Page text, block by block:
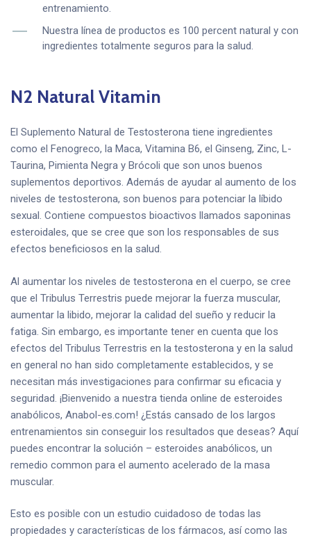
entrenamiento.
Nuestra línea de productos es 100 percent natural y con
ingredientes totalmente seguros para la salud.
N2 Natural Vitamin
El Suplemento Natural de Testosterona tiene ingredientes
como el Fenogreco, la Maca, Vitamina B6, el Ginseng, Zinc, L-
Taurina, Pimienta Negra y Brócoli que son unos buenos
suplementos deportivos. Además de ayudar al aumento de los
niveles de testosterona, son buenos para potenciar la líbido
sexual. Contiene compuestos bioactivos llamados saponinas
esteroidales, que se cree que son los responsables de sus
efectos beneficiosos en la salud.
Al aumentar los niveles de testosterona en el cuerpo, se cree
que el Tribulus Terrestris puede mejorar la fuerza muscular,
aumentar la libido, mejorar la calidad del sueño y reducir la
fatiga. Sin embargo, es importante tener en cuenta que los
efectos del Tribulus Terrestris en la testosterona y en la salud
en general no han sido completamente establecidos, y se
necesitan más investigaciones para confirmar su eficacia y
seguridad. ¡Bienvenido a nuestra tienda online de esteroides
anabólicos, Anabol-es.com! ¿Estás cansado de los largos
entrenamientos sin conseguir los resultados que deseas? Aquí
puedes encontrar la solución – esteroides anabólicos, un
remedio common para el aumento acelerado de la masa
muscular.
Esto es posible con un estudio cuidadoso de todas las
propiedades y características de los fármacos, así como las